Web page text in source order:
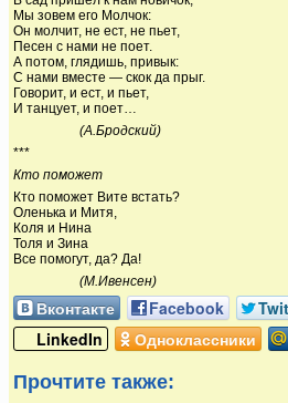
Мы зовем его Молчок:
Он молчит, не ест, не пьет,
Песен с нами не поет.
А потом, глядишь, привык:
С нами вместе — скок да прыг.
Говорит, и ест, и пьет,
И танцует, и поет…
(А.Бродский)
***
Кто поможет
Кто поможет Вите встать?
Оленька и Митя,
Коля и Нина
Толя и Зина
Все помогут, да? Да!
(М.Ивенсен)
Вконтакте Facebook
LinkedIn
Одноклассники
Прочтите также: